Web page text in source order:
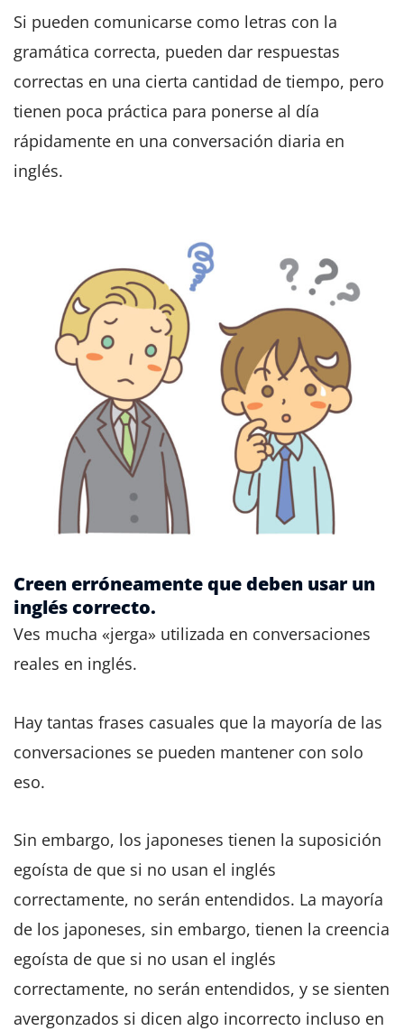
Si pueden comunicarse como letras con la
gramática correcta, pueden dar respuestas
correctas en una cierta cantidad de tiempo, pero
tienen poca práctica para ponerse al día
rápidamente en una conversación diaria en
inglés.
Creen erróneamente que deben usar un
inglés correcto.
Ves mucha «jerga» utilizada en conversaciones
reales en inglés.
Hay tantas frases casuales que la mayoría de las
conversaciones se pueden mantener con solo
eso.
Sin embargo, los japoneses tienen la suposición
egoísta de que si no usan el inglés
correctamente, no serán entendidos. La mayoría
de los japoneses, sin embargo, tienen la creencia
egoísta de que si no usan el inglés
correctamente, no serán entendidos, y se sienten
avergonzados si dicen algo incorrecto incluso en